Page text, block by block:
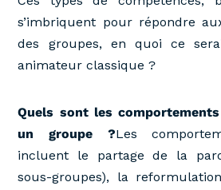
s’imbriquent pour répondre
des groupes, en quoi ce
animateur classique ?
Quels sont les
un groupe ?Les
incluent le partage de la
sous-groupes), la